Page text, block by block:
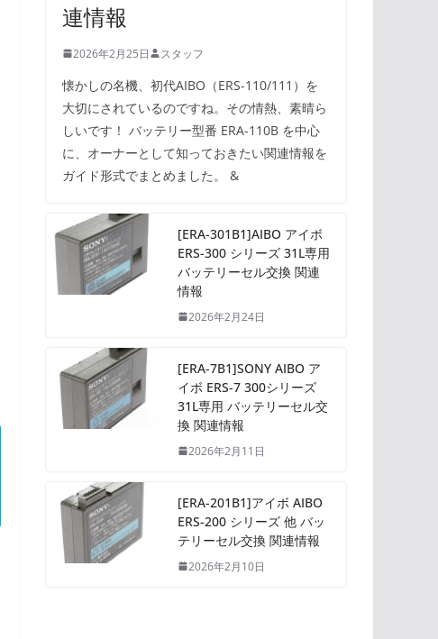
連情報
2026年2月25日 スタッフ
懐かしの名機、初代AIBO（ERS-110/111）を
大切にされているのですね。その情熱、素晴ら
しいです！ バッテリー型番 ERA-110B を中心
に、オーナーとして知っておきたい関連情報を
ガイド形式でまとめました。 &
[ERA-301B1]AIBO アイボ
ERS-300 シリーズ 31L専用
バッテリーセル交換 関連
情報
2026年2月24日
[ERA-7B1]SONY AIBO ア
イボ ERS-7 300シリーズ
31L専用 バッテリーセル交
換 関連情報
2026年2月11日
[ERA-201B1]アイボ AIBO
ERS-200 シリーズ 他 バッ
テリーセル交換 関連情報
2026年2月10日